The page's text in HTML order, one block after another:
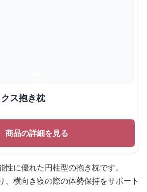
ス抱き枕
商品の詳細を見る
性に優れた円柱型の抱き枕です。
、横向き寝の際の体勢保持をサポート